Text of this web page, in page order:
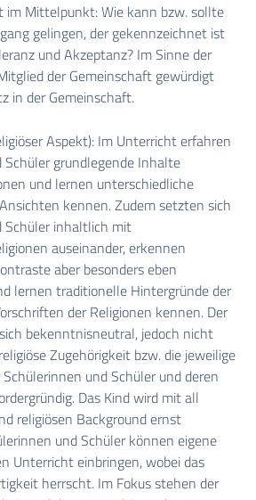
im Mittelpunkt: Wie kann bzw. sollte
gelingen, der gekennzeichnet ist
und Akzeptanz? Im Sinne der
der Gemeinschaft gewürdigt
in der Gemeinschaft.
Aspekt): Im Unterricht erfahren
grundlegende Inhalte
und lernen unterschiedliche
kennen. Zudem setzten sich
Schüler inhaltlich mit
auseinander, erkennen
aber besonders eben
lernen traditionelle Hintergründe der
der Religionen kennen. Der
bekenntnisneutral, jedoch nicht
Zugehörigkeit bzw. die jeweilige
und Schüler und deren
Das Kind wird mit all
religiösen Background ernst
und Schüler können eigene
Unterricht einbringen, wobei das
herrscht. Im Fokus stehen der